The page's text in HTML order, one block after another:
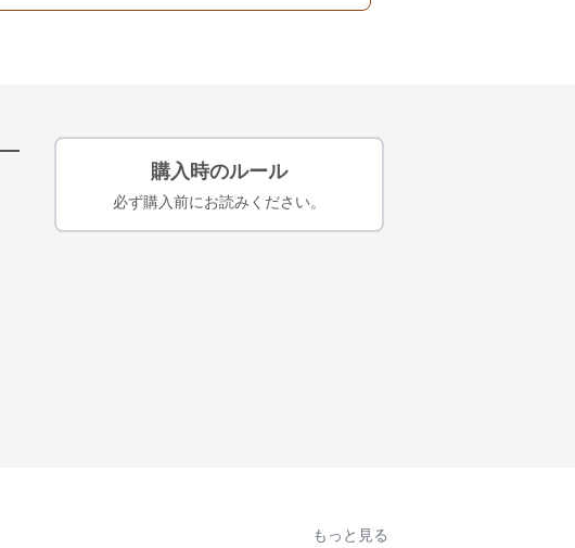
購入時のルール
必ず購入前にお読みください。
もっと見る